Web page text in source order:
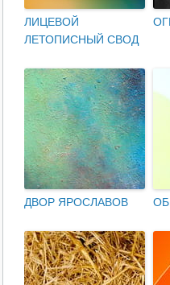
ЛИЦЕВОЙ
ЛЕТОПИСНЫЙ СВОД
ДВОР ЯРОСЛАВОВ